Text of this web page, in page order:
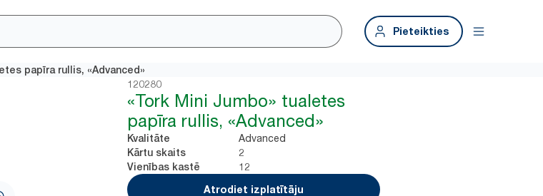
Pieteikties
papīra rullis, «Advanced»
120280
«Tork Mini Jumbo» tualetes
papīra rullis, «Advanced»
Kvalitāte Advanced
Kārtu skaits 2
Vienības kastē
12
Atrodiet izplatītāju